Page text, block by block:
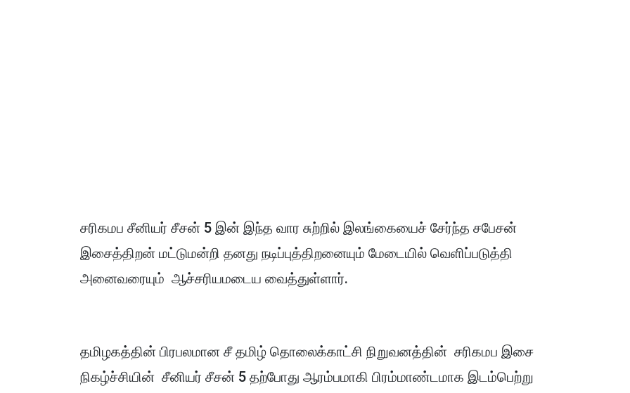
சரிகமப சீனியர் சீசன் 5 இன் இந்த வார சுற்றில் இலங்கையைச் சேர்ந்த சபேசன்
இசைத்திறன் மட்டுமன்றி தனது நடிப்புத்திறனையும் மேடையில் வெளிப்படுத்தி
அனைவரையும் ஆச்சரியமடைய வைத்துள்ளார்.
தமிழகத்தின் பிரபலமான சீ தமிழ் தொலைக்காட்சி நிறுவனத்தின் சரிகமப இசை
நிகழ்ச்சியின் சீனியர் சீசன் 5 தற்போது ஆரம்பமாகி பிரம்மாண்டமாக இடம்பெற்று